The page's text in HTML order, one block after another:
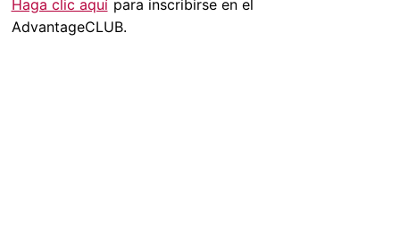
Haga clic aquí para inscribirse en el
AdvantageCLUB.